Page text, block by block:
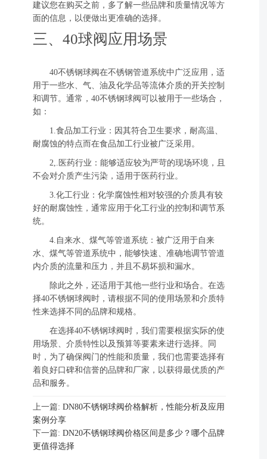
建议您在购买之前，多了解一些品牌和质量情况等方
面的信息，以便做出更准确的选择。
三、40球阀应用场景
40不锈钢球阀在不锈钢管道系统中广泛应用，适
用于一些水、气、油及化学品等流体介质的开关控制
和调节。通常，40不锈钢球阀可以被用于一些场合，
如：
1.食品加工行业：因其符合卫生要求，耐高温、
耐腐蚀的特点而在食品加工行业被广泛采用。
2,.医药行业：能够适应较为严苛的现场环境，且
不会对介质产生污染，适用于医药行业。
3.化工行业：化学腐蚀性相对较强的介质具有较
好的耐腐蚀性，通常应用于化工行业的控制和调节系
统。
4.自来水、煤气等管道系统：被广泛用于自来
水、煤气等管道系统中，能够快速、准确地调节管道
内介质的流量和压力，并且不易坏损和漏水。
除此之外，还适用于其他一些行业和场合。在选
择40不锈钢球阀时，请根据不同的使用场景和介质特
性来选择不同的品牌和规格。
在选择40不锈钢球阀时，我们需要根据实际的使
用场景、介质特性以及预算等要素来进行选择。同
时，为了确保阀门的性能和质量，我们也需要选择有
着良好口碑和信誉的品牌和厂家，以获得最优质的产
品和服务。
上一篇: DN80不锈钢球阀价格解析，性能分析及应用
案例分享
下一篇: DN20不锈钢球阀价格区间是多少？哪个品牌
更值得选择